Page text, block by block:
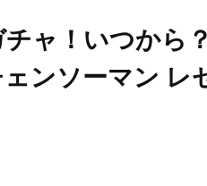
ャ！いつから
ェンソーマン レ